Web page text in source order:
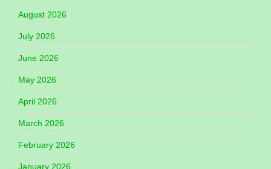
August 2026
July 2026
June 2026
May 2026
April 2026
March 2026
February 2026
January 2026